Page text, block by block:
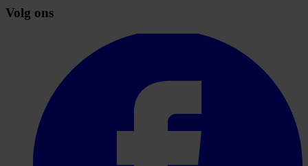
Volg ons